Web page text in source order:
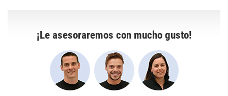
¡Le asesoraremos con mucho gusto!